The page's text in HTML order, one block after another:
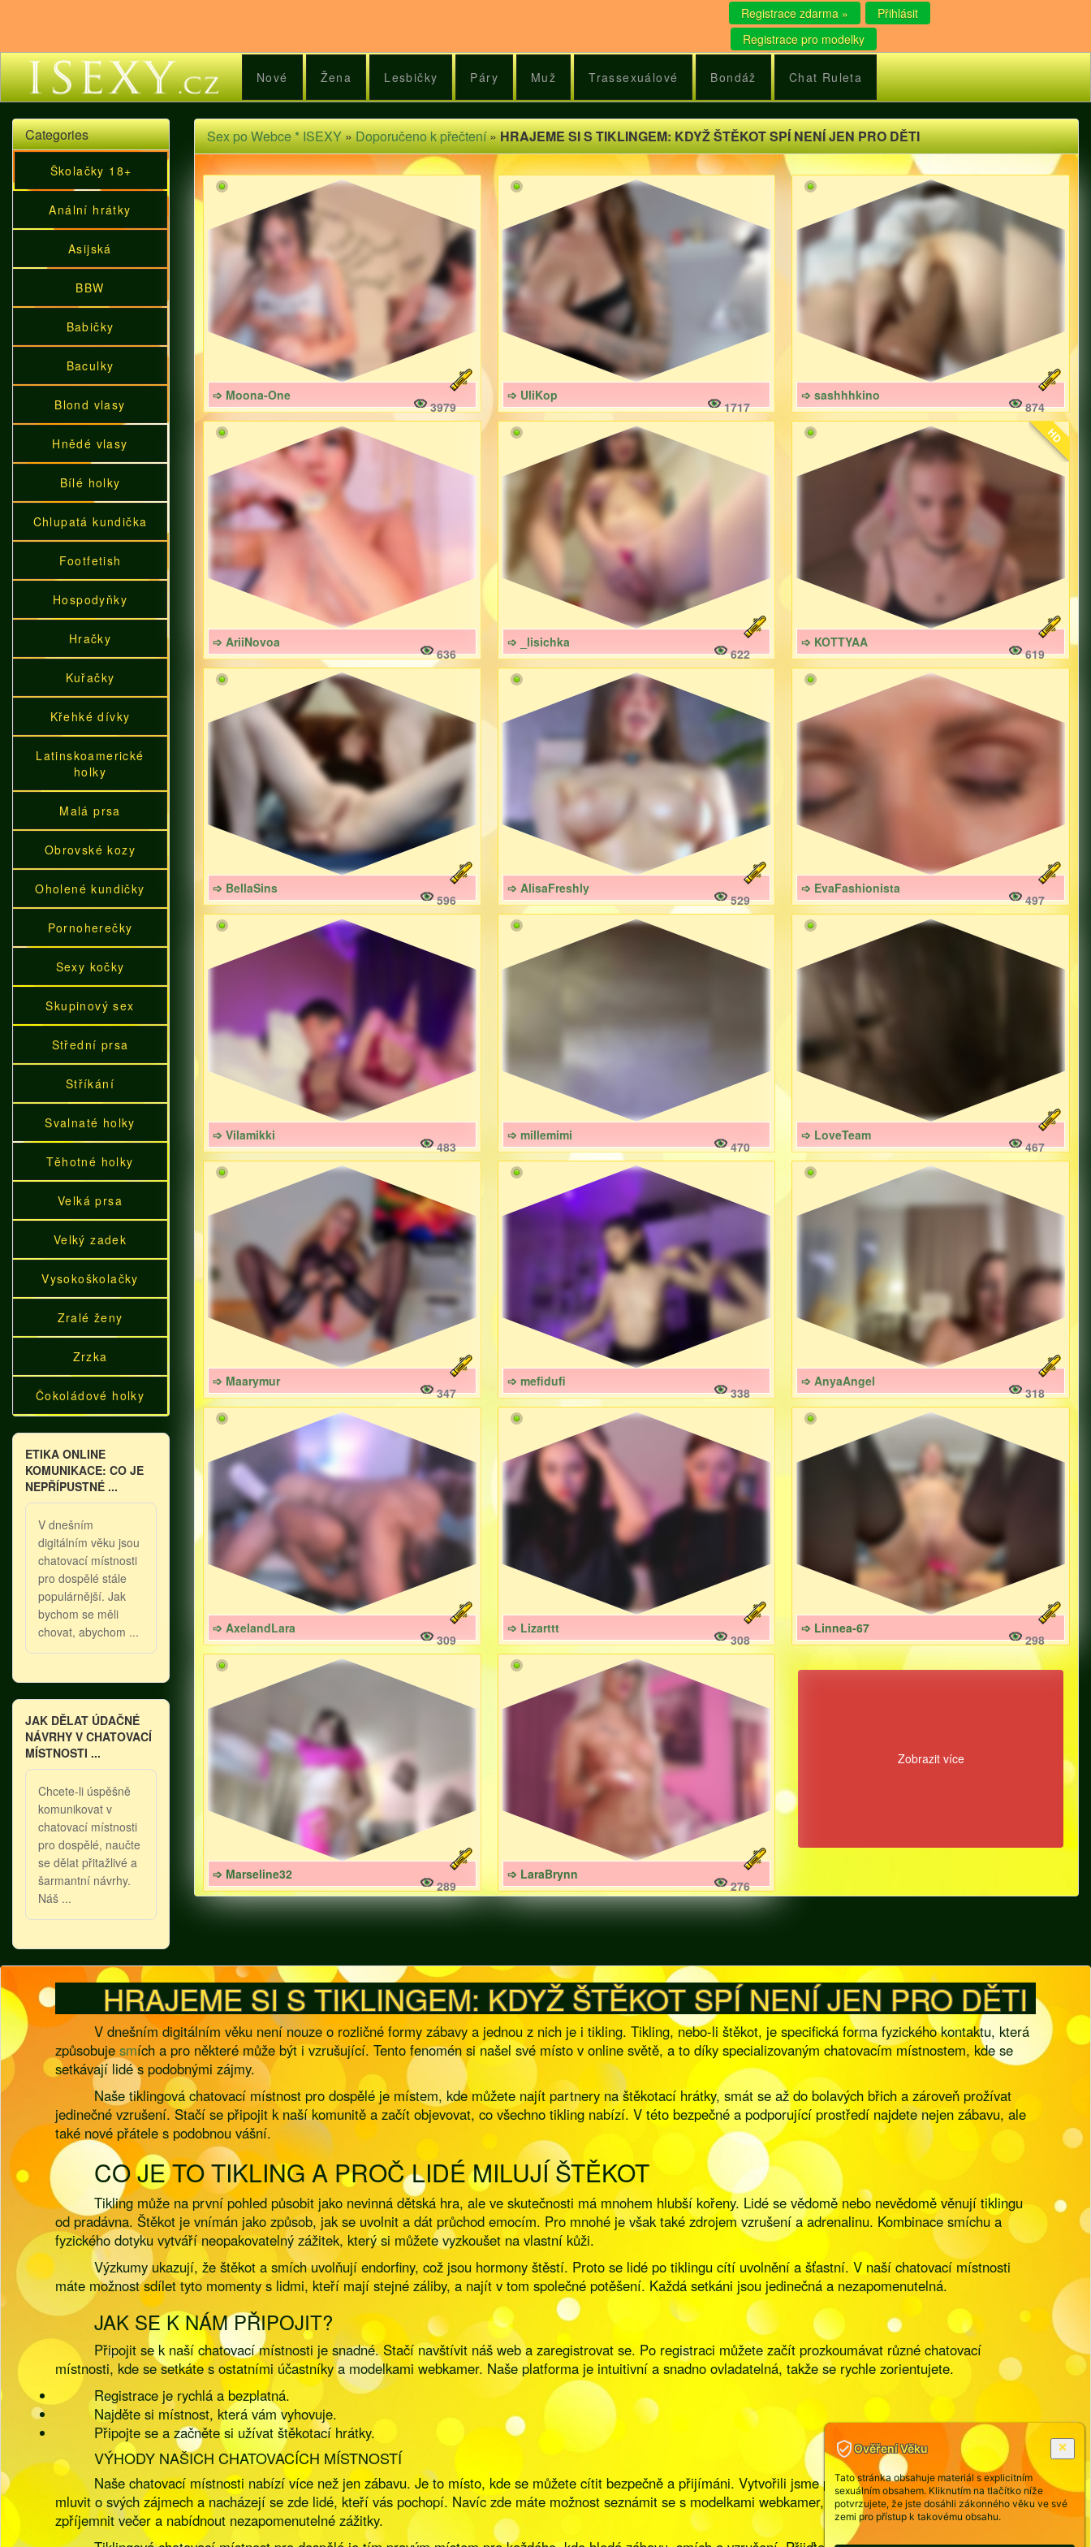
Registrace zdarma »
Přihlásit
Registrace pro modelky
Nové Žena Lesbičky Páry Muž Trassexuálové Bondáž Chat Ruleta
Categories
Školačky 18+
Anální hrátky
Asijská
BBW
Babičky
Baculky
Blond vlasy
Hnědé vlasy
Bílé holky
Chlupatá kundička
Footfetish
Hospodyňky
Hračky
Kuřačky
Křehké dívky
Latinskoamerické
holky
Malá prsa
Obrovské kozy
Oholené kundičky
Pornoherečky
Sexy kočky
Skupinový sex
Střední prsa
Stříkání
Svalnaté holky
Těhotné holky
Velká prsa
Velký zadek
Vysokoškolačky
Zralé ženy
Zrzka
Čokoládové holky
ETIKA ONLINE
KOMUNIKACE: CO JE
NEPŘÍPUSTNÉ ...
V dnešním
digitálním věku jsou
chatovací místnosti
pro dospělé stále
populárnější. Jak
bychom se měli
chovat, abychom ...
JAK DĚLAT ÚDAČNÉ
NÁVRHY V CHATOVACÍ
MÍSTNOSTI ...
Chcete-li úspěšně
komunikovat v
chatovací místnosti
pro dospělé, naučte
se dělat přitažlivé a
šarmantní návrhy.
Náš ...
Sex po Webce * ISEXY»Doporučeno k přečtení»HRAJEME SI S TIKLINGEM: KDYŽ ŠTĚKOT SPÍ NENÍ JEN PRO DĚTI
➩ Moona-One
3979
➩ UliKop
1717
➩ sashhhkino
874
➩ AriiNovoa
636
➩ _lisichka
622
HD
➩ KOTTYAA
619
➩ BellaSins
596
➩ AlisaFreshly
529
➩ EvaFashionista
497
➩ Vilamikki
483
➩ millemimi
470
➩ LoveTeam
467
➩ Maarymur
347
➩ mefidufi
338
➩ AnyaAngel
318
➩ AxelandLara
309
➩ Lizarttt
308
➩ Linnea-67
298
➩ Marseline32
289
➩ LaraBrynn
276
Zobrazit více
HRAJEME SI S TIKLINGEM: KDYŽ ŠTĚKOT SPÍ NENÍ JEN PRO DĚTI
V dnešním digitálním věku není nouze o rozličné formy zábavy a jednou z nich je i tikling. Tikling, nebo-li štěkot, je specifická forma fyzického kontaktu, která
způsobujesmích a pro některé může být i vzrušující. Tento fenomén si našel své místo v online světě, a to díky specializovaným chatovacím místnostem, kde se
setkávají lidé s podobnými zájmy.
Naše tiklingová chatovací místnost pro dospělé je místem, kde můžete najít partnery na štěkotací hrátky, smát se až do bolavých břich a zároveň prožívat
jedinečné vzrušení. Stačí se připojit k naší komunitě a začít objevovat, co všechno tikling nabízí. V této bezpečné a podporující prostředí najdete nejen zábavu, ale
také nové přátele s podobnou vášní.
CO JE TO TIKLING A PROČ LIDÉ MILUJÍ ŠTĚKOT
Tikling může na první pohled působit jako nevinná dětská hra, ale ve skutečnosti má mnohem hlubší kořeny. Lidé se vědomě nebo nevědomě věnují tiklingu
od pradávna. Štěkot je vnímán jako způsob, jak se uvolnit a dát průchod emocím. Pro mnohé je však také zdrojem vzrušení a adrenalinu. Kombinace smíchu a
fyzického dotyku vytváří neopakovatelný zážitek, který si můžete vyzkoušet na vlastní kůži.
Výzkumy ukazují, že štěkot a smích uvolňují endorfiny, což jsou hormony štěstí. Proto se lidé po tiklingu cítí uvolnění a šťastní. V naší chatovací místnosti
máte možnost sdílet tyto momenty s lidmi, kteří mají stejné záliby, a najít v tom společné potěšení. Každá setkáni jsou jedinečná a nezapomenutelná.
JAK SE K NÁM PŘIPOJIT?
Připojit se k naší chatovací místnosti je snadné. Stačí navštívit náš web a zaregistrovat se. Po registraci můžete začít prozkoumávat různé chatovací
místnosti, kde se setkáte s ostatními účastníky a modelkami webkamer. Naše platforma je intuitivní a snadno ovladatelná, takže se rychle zorientujete.
Registrace je rychlá a bezplatná.
Najděte si místnost, která vám vyhovuje.
Připojte se a začněte si užívat štěkotací hrátky.
VÝHODY NAŠICH CHATOVACÍCH MÍSTNOSTÍ
Naše chatovací místnosti nabízí více než jen zábavu. Je to místo, kde se můžete cítit bezpečně a přijímáni. Vytvořili jsme prostředí, kde můžete otevřeně
mluvit o svých zájmech a nacházejí se zde lidé, kteří vás pochopí. Navíc zde máte možnost seznámit se s modelkami webkamer, které jsou připravené vám
zpříjemnit večer a nabídnout nezapomenutelné zážitky.
Ověření Věku
Tato stránka obsahuje materiál s explicitním
sexuálním obsahem. Kliknutím na tlačítko níže
potvrzujete, že jste dosáhli zákonného věku ve své
zemi pro přístup k takovému obsahu.